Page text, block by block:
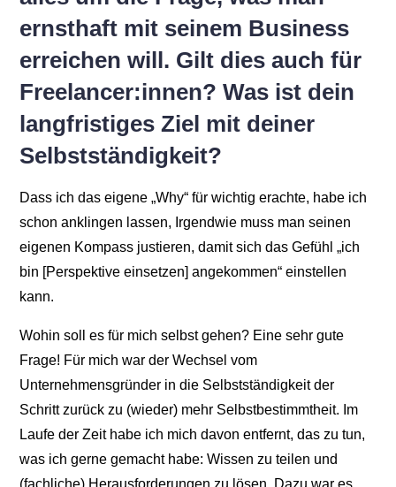
ernsthaft mit seinem Business
erreichen will. Gilt dies auch für
Freelancer:innen? Was ist dein
langfristiges Ziel mit deiner
Selbstständigkeit?
Dass ich das eigene „Why“ für wichtig erachte, habe ich
schon anklingen lassen, Irgendwie muss man seinen
eigenen Kompass justieren, damit sich das Gefühl „ich
bin [Perspektive einsetzen] angekommen“ einstellen
kann.
Wohin soll es für mich selbst gehen? Eine sehr gute
Frage! Für mich war der Wechsel vom
Unternehmensgründer in die Selbstständigkeit der
Schritt zurück zu (wieder) mehr Selbstbestimmtheit. Im
Laufe der Zeit habe ich mich davon entfernt, das zu tun,
was ich gerne gemacht habe: Wissen zu teilen und
(fachliche) Herausforderungen zu lösen. Dazu war es